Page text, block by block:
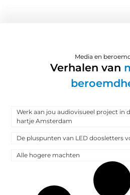
Media en
Verhalen van
Werk aan jou audiovisueel project in
hartje Amsterdam
De pluspunten van LED doosletters
Alle hogere machten